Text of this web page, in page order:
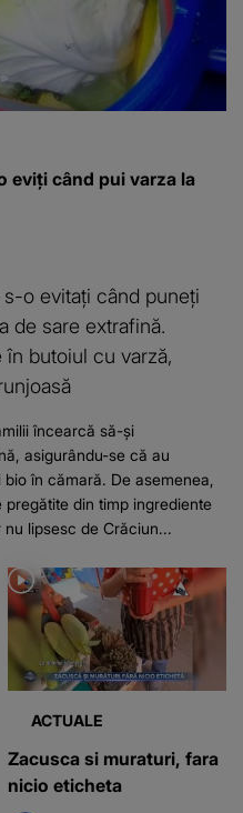
eviți când pui varza la
o evitați când puneți
de sare extrafină.
butoiul cu varză,
încearcă să-și
asigurându-se că au
în cămară. De asemenea,
din timp ingrediente
lipsesc de Crăciun...
ACTUALE
Zacusca si muraturi, fara
nicio eticheta